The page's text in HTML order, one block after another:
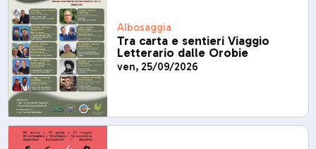
Albosaggia
Tra carta e sentieri Viaggio
Letterario dalle Orobie
ven, 25/09/2026